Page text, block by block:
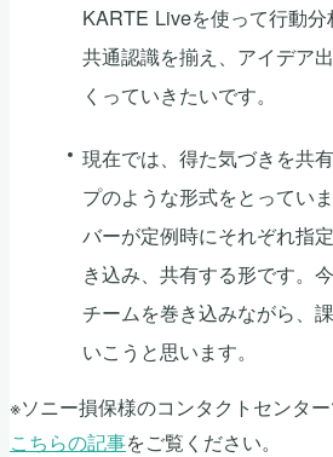
KARTE Liveを使って行動
共通認識を揃え、アイデア
くっていきたいです。
現在では、得た気づきを共
プのような形式をとってい
バーが定例時にそれぞれ指
き込み、共有する形です。
チームを巻き込みながら、
いこうと思います。
※ソニー損保様のコンタクトセンタ
こちらの記事をご覧ください。